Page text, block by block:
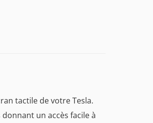
tactile de votre Tesla.
un accès facile à